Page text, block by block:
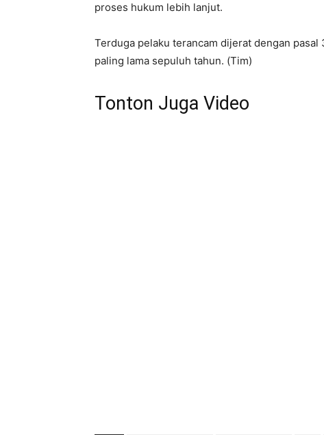
proses hukum lebih lanjut.
Terduga pelaku terancam dijerat dengan
paling lama sepuluh tahun. (Tim)
Tonton Juga Video